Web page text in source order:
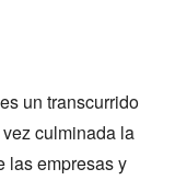
un transcurrido
culminada la
las empresas y